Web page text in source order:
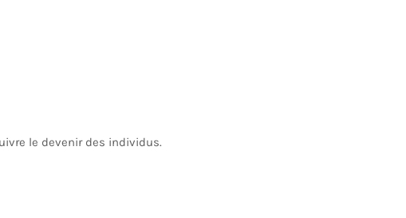
le devenir des individus.